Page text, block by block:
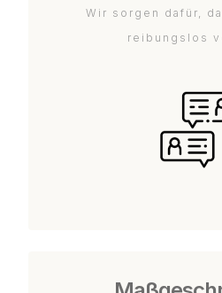
Wir sorgen dafür,
reibungslos